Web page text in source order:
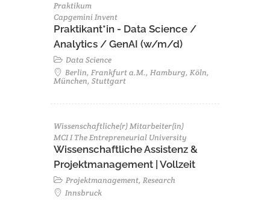
Praktikum
Capgemini Invent
Praktikant*in - Data Science /
Analytics / GenAI (w/m/d)
Data Science
Berlin, Frankfurt a.M., Hamburg, Köln,
München, Stuttgart
Wissenschaftliche(r) Mitarbeiter(in)
MCI I The Entrepreneurial University
Wissenschaftliche Assistenz &
Projektmanagement | Vollzeit
Projektmanagement, Research
Innsbruck